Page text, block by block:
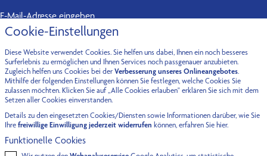
E-Mail-Adresse eingeben
Kontakt
Fürstenried-West
Maxhofstraße 9a
81475 München
Oberföhring
81925 München
Obermenzing
Cookie-Einstellungen
Diese Website verwendet Cookies. Sie helfen uns dabei, Ihnen ein noch besseres
Surferlebnis zu ermöglichen und Ihnen Services noch passgenauer anzubieten.
Zugleich helfen uns Cookies bei der Verbesserung unseres Onlineangebotes.
Mithilfe der folgenden Einstellungen können Sie festlegen, welche Cookies Sie
zulassen möchten. Klicken Sie auf „Alle Cookies erlauben" erklären Sie sich mit dem
Setzen aller Cookies einverstanden.
Details zu den eingesetzten Cookies/Diensten sowie Informationen darüber, wie Sie
Ihre freiwillige Einwilligung jederzeit widerrufen können, erfahren Sie hier.
Funktionelle Cookies